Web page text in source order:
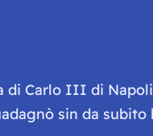
di Carlo III di Napoli
sin da subito